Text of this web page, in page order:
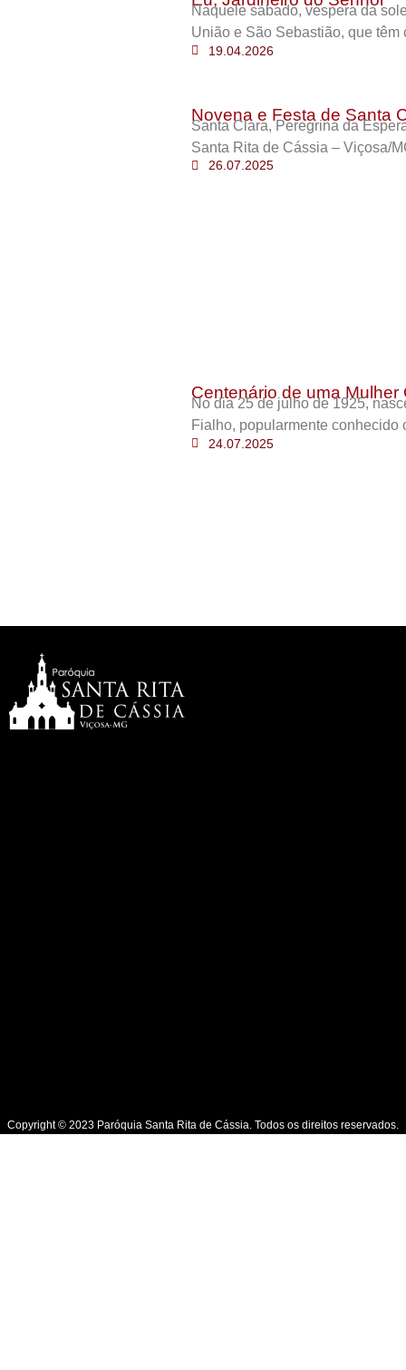
Naquele sábado, véspera da
União e São Sebastião, que têm
19.04.2026
Novena e Festa de Santa
Santa Clara, Peregrina da
Santa Rita de Cássia – Viçosa/
26.07.2025
Centenário de uma Mulher
No dia 25 de julho de 1925,
Fialho, popularmente conhecido
24.07.2025
Copyright © 2023 Paróquia Santa Rita de Cássia. Todos os direitos reservados.